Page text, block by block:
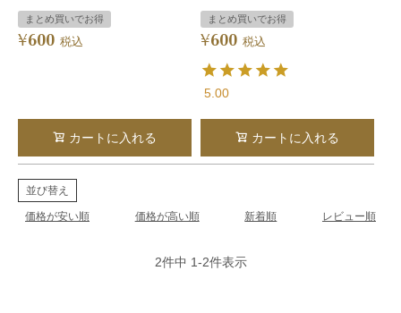
まとめ買いでお得
¥600 税込
カートに入れる
まとめ買いでお得
¥600 税込
5.00
カートに入れる
並び替え
価格が安い順 価格が高い順 新着順 レビュー順
2件中 1-2件表示